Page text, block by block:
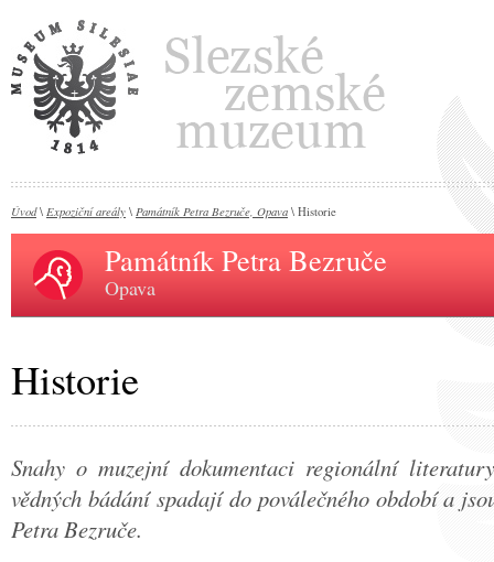
Úvod\ Expoziční areály \ Památník Petra Bezruče, Opava \ Historie
Památník Petra Bezruče
Opava
Historie
Snahy o muzejní dokumentaci regionální
vědných bádání spadají do poválečného období a
Petra Bezruče.